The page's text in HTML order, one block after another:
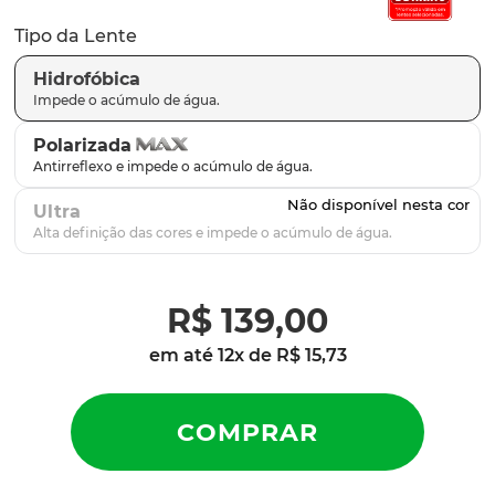
Tipo da Lente
Hidrofóbica
Polarizada
Ultra
R$ 139,00
em até 12x de R$ 15,73
10º gascan